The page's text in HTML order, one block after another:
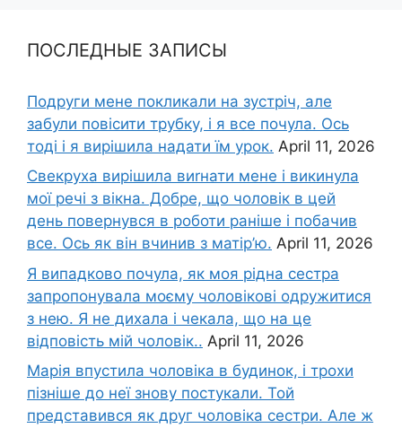
ПОСЛЕДНЫЕ ЗАПИСЫ
Подруги мене покликали на зустріч, але
забули повісити трубку, і я все почула. Ось
тоді і я вирішила надати їм урок. April 11, 2026
Свекруха вирішила виrнати мене і викинула
мої речі з вікна. Добре, що чоловік в цей
день повернувся в роботи раніше і побачив
все. Ось як він вчинив з матір’ю. April 11, 2026
Я випадково почула, як моя рідна сестра
запропонувала моєму чоловікові одружитися
з нею. Я не дихала і чекала, що на це
відповість мій чоловік.. April 11, 2026
Марія впустила чоловіка в будинок, і трохи
пізніше до неї знову постукали. Той
представився як друг чоловіка сестри. Але ж